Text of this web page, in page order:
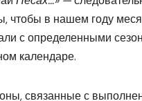
чтобы в нашем году
с определенными
календаре.
связанные с